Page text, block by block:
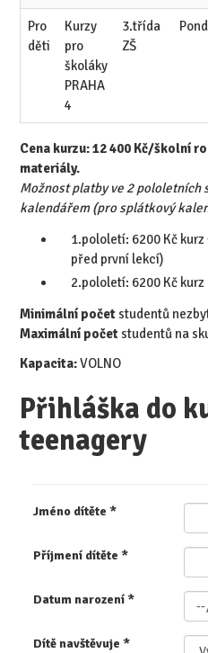
Pro
děti
Kurzy
pro
školáky
PRAHA
4
3.třída
ZŠ
Cena kurzu: 12 400 Kč/školní
materiály.
Možnost platby ve 2 pololetních
kalendářem (pro splátkový
1.pololetí: 6200 Kč
před první lekcí)
2.pololetí: 6200 Kč
Minimální počet studentů
​Maximální počet studentů na
Kapacita:VOLNO
Přihláška do
teenagery